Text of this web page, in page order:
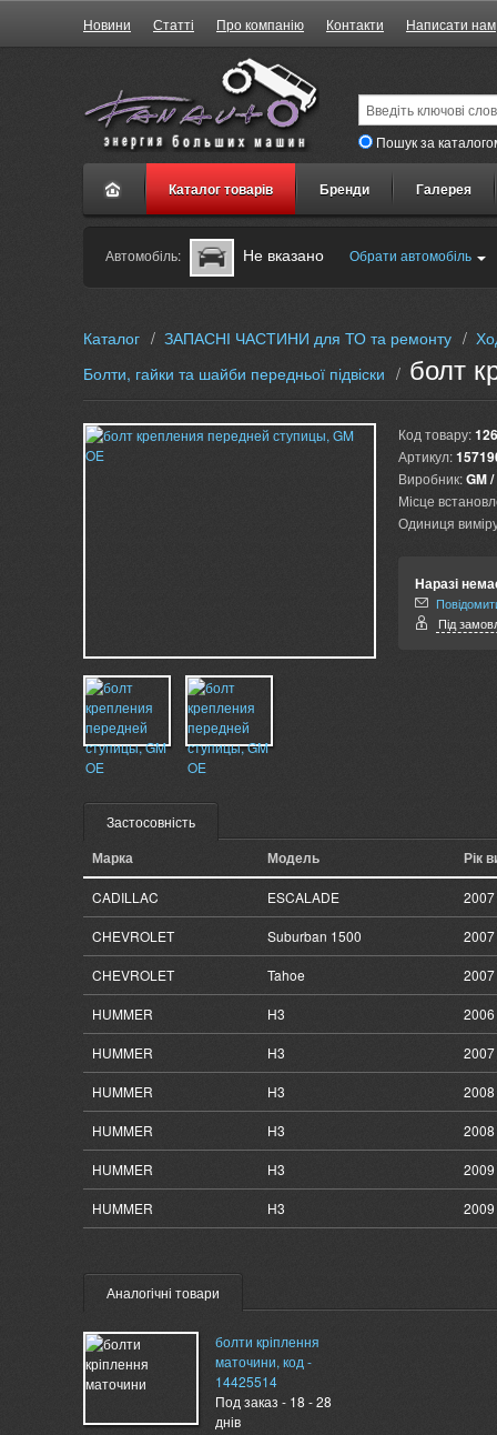
Новини Статті Про компанію Контакти Написати нам
Пошук за
Каталог товарів Бренди Галерея
Автомобіль: Не вказано Обрати автомобіль
Каталог / ЗАПАСНІ ЧАСТИНИ для ТО та ремонту /
Болти, гайки та шайби передньої підвіски / болт
Код товару:
Артикул:
Виробник:GM
Місце
Одиниця
Наразі
Під
Застосовність
Марка Модель Рік
CADILLAC ESCALADE
CHEVROLET Suburban 1500
CHEVROLET Tahoe
HUMMER H3 2006
HUMMER H3 2007
HUMMER H3 2008
HUMMER H3
HUMMER H3
HUMMER H3
Аналогічні товари
болти кріплення
маточини, код -
14425514
Под заказ - 18 - 28
днів